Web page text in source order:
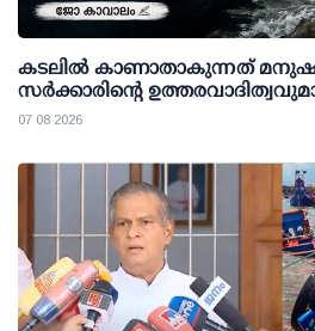
കടലിൽ കാണാതാകുന്നത് മനുഷ്യർ
സർക്കാരിന്റെ
07 08 2026